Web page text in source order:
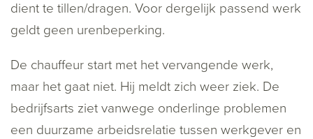
dient te tillen/dragen. Voor dergelijk passend werk
geldt geen urenbeperking.
De chauffeur start met het vervangende werk,
maar het gaat niet. Hij meldt zich weer ziek. De
bedrijfsarts ziet vanwege onderlinge problemen
een duurzame arbeidsrelatie tussen werkgever en